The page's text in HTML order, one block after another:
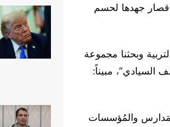
قصار جهدها لحسم
وبحثنا مجموعة
السيادي”، مبيناً:
والمُؤسسات